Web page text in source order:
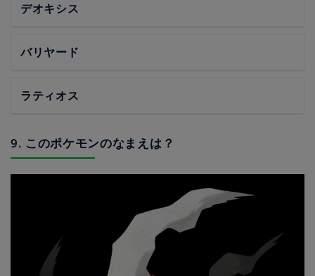
デオキシス
バリヤード
ラティオス
9. このポケモンのなまえは？